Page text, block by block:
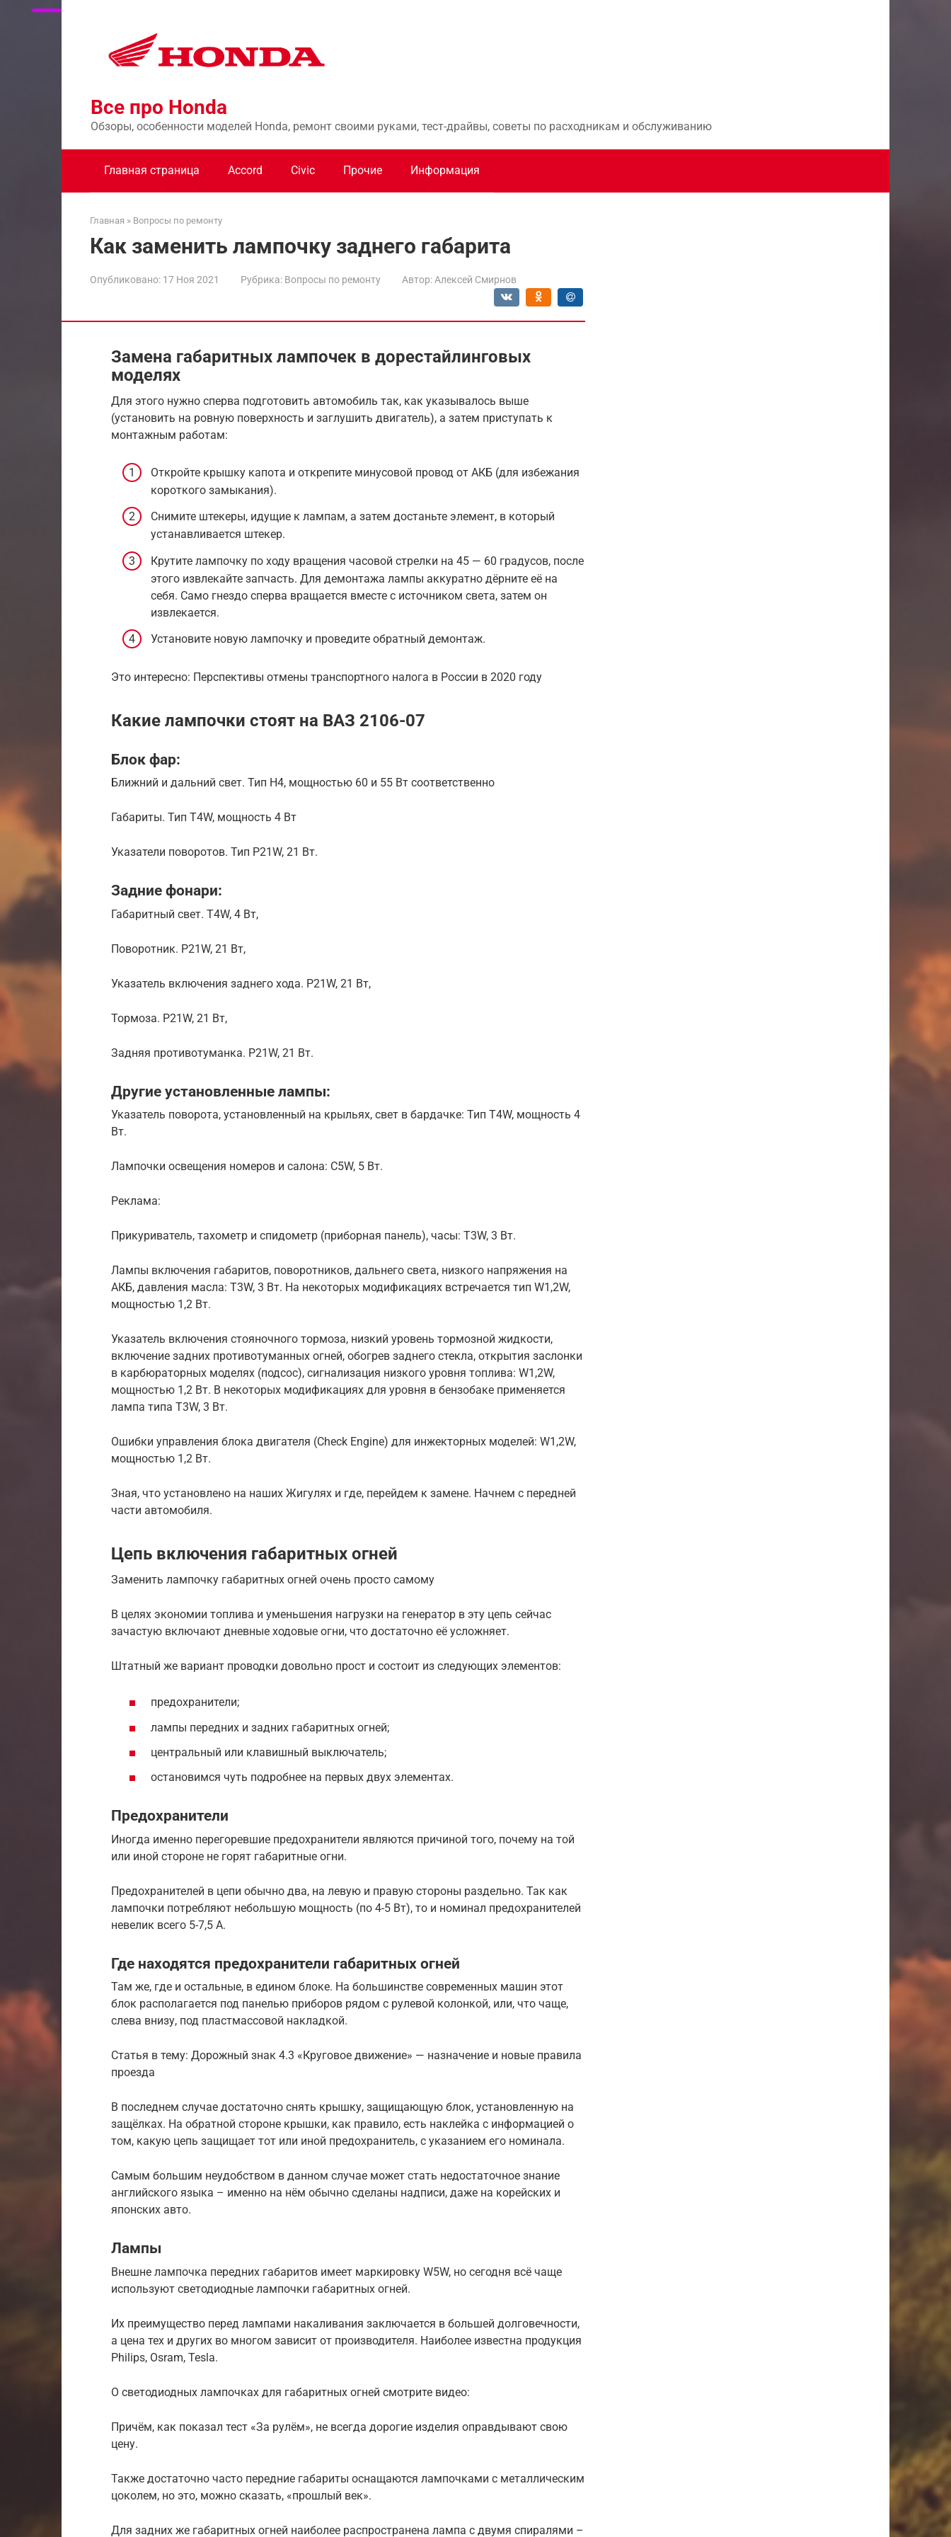
Перейти
Все про Honda
Обзоры, особенности моделей Honda, ремонт своими руками, тест-драйвы, советы по расходникам и обслуживанию
Главная страница Accord Civic Прочие Информация
Главная » Вопросы по ремонту
Как заменить лампочку заднего габарита
Опубликовано: 17 Ноя 2021 Рубрика: Вопросы по ремонту Автор: Алексей Смирнов
Замена габаритных лампочек в дорестайлинговых
моделях
Для этого нужно сперва подготовить автомобиль так, как указывалось выше
(установить на ровную поверхность и заглушить двигатель), а затем приступать к
монтажным работам:
Откройте крышку капота и открепите минусовой провод от АКБ (для избежания
короткого замыкания).
Снимите штекеры, идущие к лампам, а затем достаньте элемент, в который
устанавливается штекер.
Крутите лампочку по ходу вращения часовой стрелки на 45 — 60 градусов, после
этого извлекайте запчасть. Для демонтажа лампы аккуратно дёрните её на
себя. Само гнездо сперва вращается вместе с источником света, затем он
извлекается.
Установите новую лампочку и проведите обратный демонтаж.
Это интересно: Перспективы отмены транспортного налога в России в 2020 году
Какие лампочки стоят на ВАЗ 2106-07
Блок фар:
Ближний и дальний свет. Тип H4, мощностью 60 и 55 Вт соответственно
Габариты. Тип T4W, мощность 4 Вт
Указатели поворотов. Тип P21W, 21 Вт.
Задние фонари:
Габаритный свет. T4W, 4 Вт,
Поворотник. P21W, 21 Вт,
Указатель включения заднего хода. P21W, 21 Вт,
Тормоза. P21W, 21 Вт,
Задняя противотуманка. P21W, 21 Вт.
Другие установленные лампы:
Указатель поворота, установленный на крыльях, свет в бардачке: Тип T4W, мощность 4
Вт.
Лампочки освещения номеров и салона: C5W, 5 Вт.
Реклама:
Прикуриватель, тахометр и спидометр (приборная панель), часы: T3W, 3 Вт.
Лампы включения габаритов, поворотников, дальнего света, низкого напряжения на
АКБ, давления масла: T3W, 3 Вт. На некоторых модификациях встречается тип W1,2W,
мощностью 1,2 Вт.
Указатель включения стояночного тормоза, низкий уровень тормозной жидкости,
включение задних противотуманных огней, обогрев заднего стекла, открытия заслонки
в карбюраторных моделях (подсос), сигнализация низкого уровня топлива: W1,2W,
мощностью 1,2 Вт. В некоторых модификациях для уровня в бензобаке применяется
лампа типа T3W, 3 Вт.
Ошибки управления блока двигателя (Check Engine) для инжекторных моделей: W1,2W,
мощностью 1,2 Вт.
Зная, что установлено на наших Жигулях и где, перейдем к замене. Начнем с передней
части автомобиля.
Цепь включения габаритных огней
Заменить лампочку габаритных огней очень просто самому
В целях экономии топлива и уменьшения нагрузки на генератор в эту цепь сейчас
зачастую включают дневные ходовые огни, что достаточно её усложняет.
Штатный же вариант проводки довольно прост и состоит из следующих элементов:
предохранители;
лампы передних и задних габаритных огней;
центральный или клавишный выключатель;
остановимся чуть подробнее на первых двух элементах.
Предохранители
Иногда именно перегоревшие предохранители являются причиной того, почему на той
или иной стороне не горят габаритные огни.
Предохранителей в цепи обычно два, на левую и правую стороны раздельно. Так как
лампочки потребляют небольшую мощность (по 4-5 Вт), то и номинал предохранителей
невелик всего 5-7,5 А.
Где находятся предохранители габаритных огней
Там же, где и остальные, в едином блоке. На большинстве современных машин этот
блок располагается под панелью приборов рядом с рулевой колонкой, или, что чаще,
слева внизу, под пластмассовой накладкой.
Статья в тему: Дорожный знак 4.3 «Круговое движение» — назначение и новые правила
проезда
В последнем случае достаточно снять крышку, защищающую блок, установленную на
защёлках. На обратной стороне крышки, как правило, есть наклейка с информацией о
том, какую цепь защищает тот или иной предохранитель, с указанием его номинала.
Самым большим неудобством в данном случае может стать недостаточное знание
английского языка – именно на нём обычно сделаны надписи, даже на корейских и
японских авто.
Лампы
Внешне лампочка передних габаритов имеет маркировку W5W, но сегодня всё чаще
используют светодиодные лампочки габаритных огней.
Их преимущество перед лампами накаливания заключается в большей долговечности,
а цена тех и других во многом зависит от производителя. Наиболее известна продукция
Philips, Osram, Tesla.
О светодиодных лампочках для габаритных огней смотрите видео:
Причём, как показал тест «За рулём», не всегда дорогие изделия оправдывают свою
цену.
Также достаточно часто передние габариты оснащаются лампочками с металлическим
цоколем, но это, можно сказать, «прошлый век».
Для задних же габаритных огней наиболее распространена лампа с двумя спиралями –